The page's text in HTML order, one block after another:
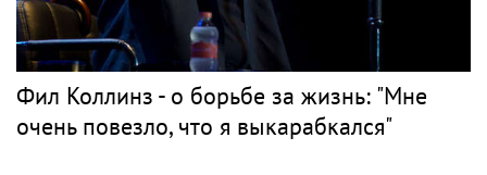
Фил Коллинз - о борьбе за жизнь: "Мне
очень повезло, что я выкарабкался"